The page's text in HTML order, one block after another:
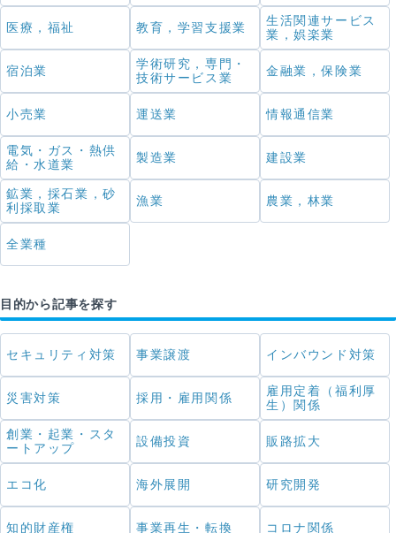
医療，福祉 教育，学習支援業
生活関連サービス
業，娯楽業
宿泊業
学術研究，専門・
技術サービス業
金融業，保険業
小売業 運送業 情報通信業
電気・ガス・熱供
給・水道業
製造業 建設業
鉱業，採石業，砂
利採取業
漁業 農業，林業
全業種
目的から記事を探す
セキュリティ対策 事業譲渡 インバウンド対策
災害対策 採用・雇用関係
雇用定着（福利厚
生）関係
創業・起業・スタ
ートアップ
設備投資 販路拡大
エコ化 海外展開 研究開発
知的財産権 事業再生・転換 コロナ関係